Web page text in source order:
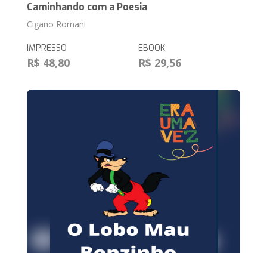
Caminhando com a Poesia
Cigano Romani
IMPRESSO
R$ 48,80
EBOOK
R$ 29,56